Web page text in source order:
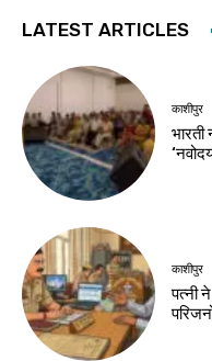
LATEST ARTICLES
काशीपुर
काशीपुर
पत्नी